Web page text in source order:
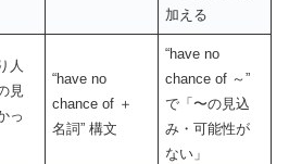
加える
人
見
っ
“have no
chance of ＋
名詞” 構文
“have no
chance of ～”
で「〜の見込
み・可能性が
ない」